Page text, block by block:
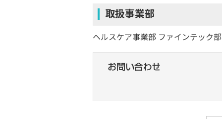
取扱事業部
ヘルスケア事業部 ファインテック部